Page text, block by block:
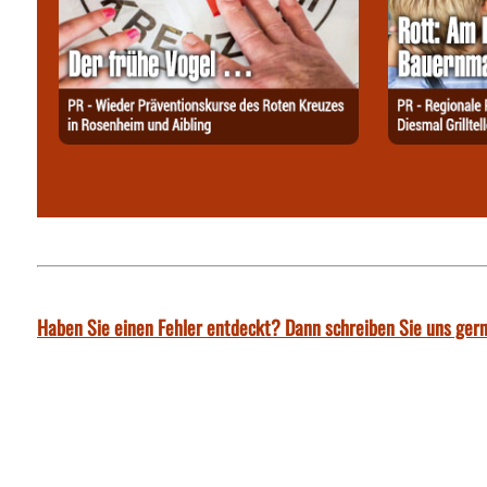
Haben Sie einen Fehler entdeckt? Dann schreiben Sie uns